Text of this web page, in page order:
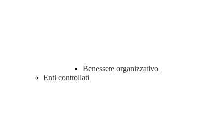
Benessere organizzativo
Enti controllati